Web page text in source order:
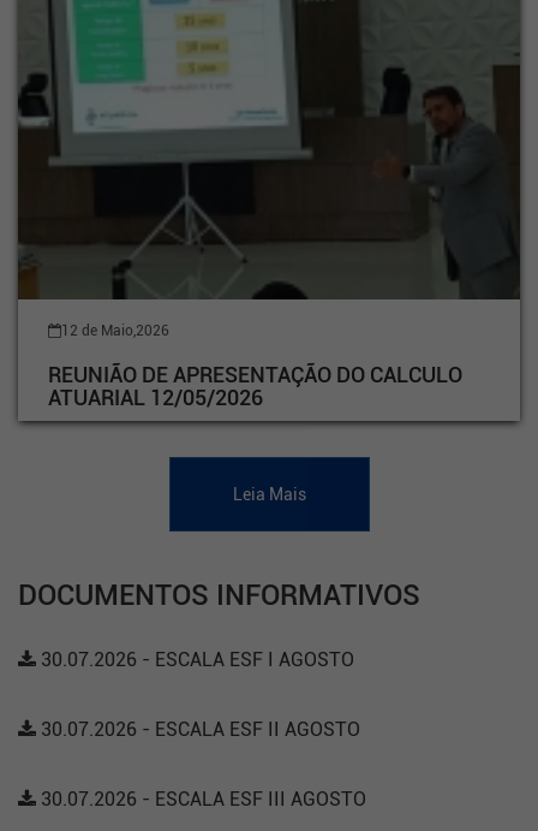
12 de Maio,2026
REUNIÃO DE APRESENTAÇÃO DO CALCULO
ATUARIAL 12/05/2026
Leia Mais
DOCUMENTOS INFORMATIVOS
30.07.2026 - ESCALA ESF I AGOSTO
30.07.2026 - ESCALA ESF II AGOSTO
30.07.2026 - ESCALA ESF III AGOSTO